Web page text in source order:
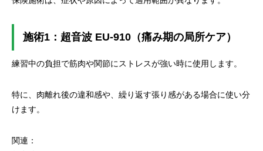
施術1：超音波 EU-910（痛み期の局所ケア）
練習中の負担で筋肉や関節にストレスが強い時に使用します。
特に、肉離れ後の違和感や、繰り返す張り感がある場合に使い分
けます。
関連：